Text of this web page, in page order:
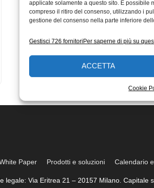
applicate solamente a questo sito. È possibile
compreso il ritiro del consenso, utilizzando i
gestione del consenso nella parte inferiore
Gestisci 726 fornitoriPer saperne di più su
ACCETTA
Cookie
Paper Prodotti e soluzioni Calendario
legale: Via Eritrea 21 – 20157 Milano.